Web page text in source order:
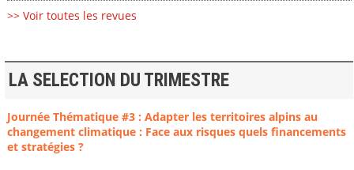
>> Voir toutes les revues
LA SELECTION DU TRIMESTRE
Journée Thématique #3 : Adapter les territoires alpins au
changement climatique : Face aux risques quels financements
et stratégies ?